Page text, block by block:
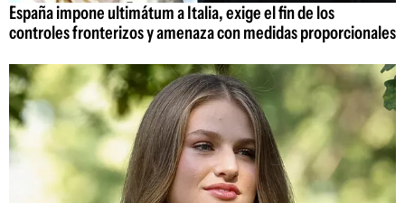
España impone ultimátum a Italia, exige el fin de los
controles fronterizos y amenaza con medidas proporcionales